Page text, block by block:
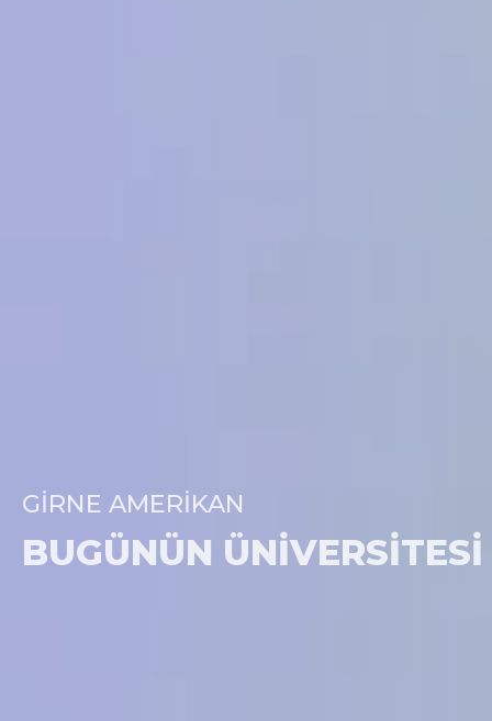
GIRNE AMERIKAN
BUGÜNÜN ÜNIVERSITESI